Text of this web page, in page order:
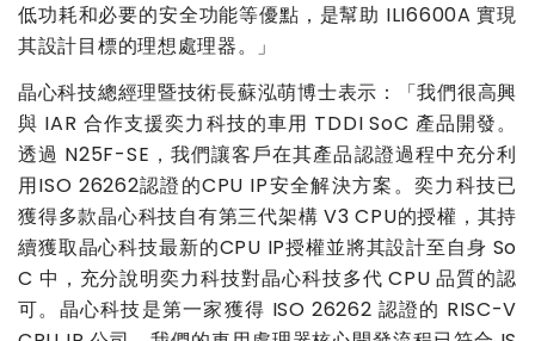
低功耗和必要的安全功能等優點，是幫助 ILI6600A實現
其設計目標的理想處理器。」
晶心科技總經理暨技術長蘇泓萌博士表示：「我們很高興
與 IAR 合作支援奕力科技的車用 TDDI SoC 產品開發。
透過 N25F-SE ，我們讓客戶在其產品認證過程中充分利
用ISO 26262認證的CPU IP安全解決方案。奕力科技已
獲得多款晶心科技自有第三代架構 V3 CPU的授權，其持
續獲取晶心科技最新的CPU IP授權並將其設計至自身 So
C 中，充分說明奕力科技對晶心科技多代 CPU品質的認
可。晶心科技是第一家獲得 ISO 26262 認證的 RISC-V